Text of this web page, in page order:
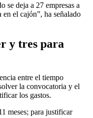
se deja a 27 empresas a
en el cajón”, ha señalado
y tres para
entre el tiempo
la convocatoria y el
los gastos.
meses; para justificar